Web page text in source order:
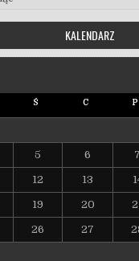
KALENDARZ
Ś C P
5 6 7
12 13
19 20
26 27